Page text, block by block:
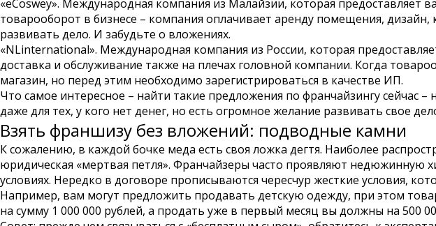
«eCoswey». Международная компания из Малайзии, которая предоставляет
товарооборот в бизнесе – компания оплачивает аренду помещения,
развивать дело. И забудьте о вложениях.
«NLinternational». Международная компания из России, которая
доставка и обслуживание также на плечах головной компании. Когда
магазин, но перед этим необходимо зарегистрироваться в качестве ИП.
Что самое интересное – найти такие предложения по франчайзингу
даже для тех, у кого нет денег, но есть огромное желание развивать свое
Взять франшизу без вложений: подводные камни
К сожалению, в каждой бочке меда есть своя ложка дегтя. Наиболее
юридическая «мертвая петля». Франчайзеры часто проявляют недюжинную
условиях. Нередко в договоре прописываются чересчур жесткие условия,
Например, вам могут предложить продавать детскую одежду, при этом
на сумму 1 000 000 рублей, а продать уже в первый месяц вы должны на 500